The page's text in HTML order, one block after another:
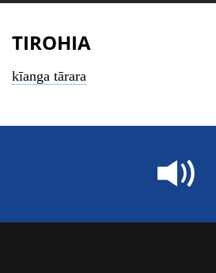
TIROHIA
kīanga tārara